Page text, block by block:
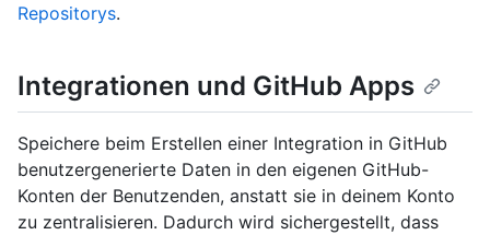
Repositorys.
Integrationen und GitHub Apps
Speichere beim Erstellen einer Integration in GitHub
benutzergenerierte Daten in den eigenen GitHub-
Konten der Benutzenden, anstatt sie in deinem Konto
zu zentralisieren. Dadurch wird sichergestellt, dass